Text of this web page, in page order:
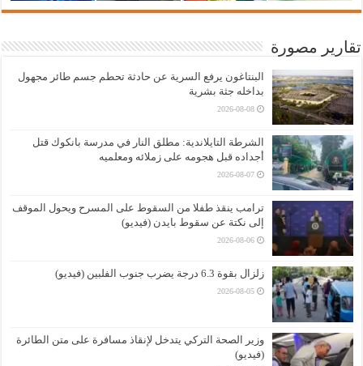
تقارير مصورة
البنتاغون يرفع السرية عن حادثة تحطم جسم طائر مجهول
بداخله جثة بشرية
2026-08-08
الشرطة التايلاندية: مطلق النار في مدرسة بانكوك قتل
أجداده قبل هجومه على زملائه ومعلميه
2026-08-07
ترامب ينقذ طفلا من السقوط على المسرح ويحول الموقف
إلى نكتة عن سقوط بايدن (فيديو)
2026-08-06
زلزال بقوة 6.3 درجة يضرب جنوب الفلبين (فيديو)
2026-08-05
وزير الصحة التركي يتدخل لإنقاذ مسافرة على متن الطائرة
(فيديو)